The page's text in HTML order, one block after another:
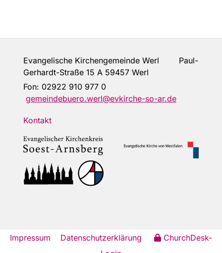
Evangelische Kirchengemeinde Werl Paul-
Gerhardt-Straße 15 A 59457 Werl
Fon: 02922 910 977 0
gemeindebuero.werl@evkirche-so-ar.de
Kontakt
Impressum Datenschutzerklärung
ChurchDesk-